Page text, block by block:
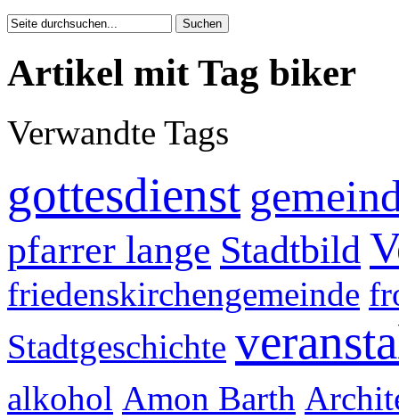
Artikel mit Tag biker
Verwandte Tags
gottesdienst
pfarrer lange Stadtbild
friedenskirchengemeinde
Stadtgeschichte
alkohol Amon Barth